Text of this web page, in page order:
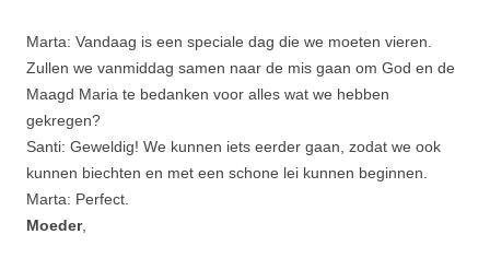
Marta: Vandaag is een speciale dag die we moeten vieren.
Zullen we vanmiddag samen naar de mis gaan om God en de
Maagd Maria te bedanken voor alles wat we hebben
gekregen?
Santi: Geweldig! We kunnen iets eerder gaan, zodat we ook
kunnen biechten en met een schone lei kunnen beginnen.
Marta: Perfect.
Moeder,